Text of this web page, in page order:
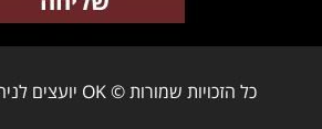
כל הזכויות שמורות © OK יועצים לניהול 2009-2025